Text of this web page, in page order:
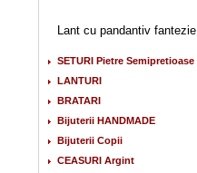
Lant cu pandantiv fantezie
SETURI Pietre Semipretioase
LANTURI
BRATARI
Bijuterii HANDMADE
Bijuterii Copii
CEASURI Argint